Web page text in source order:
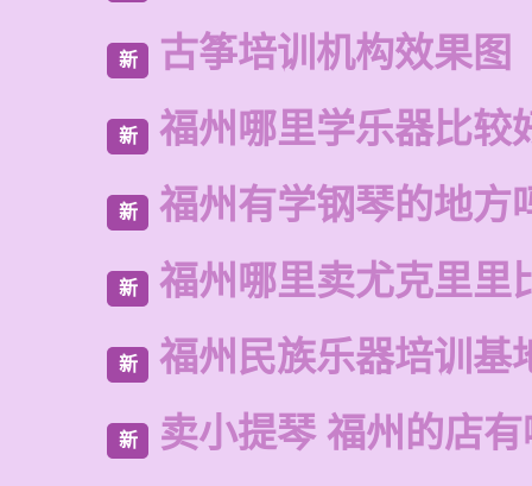
新 古筝培训机构效果图
新 福州哪里学乐器比较
新 福州有学钢琴的地方
新 福州哪里卖尤克里里
新 福州民族乐器培训基
新 卖小提琴 福州的店